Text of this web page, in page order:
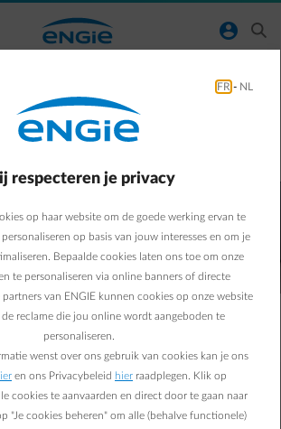
normal-account-circle search
sociaal tarief op 1 juli
er nu?
FR - NL
respecteren je privacy
op haar website om de goede werking ervan te
op basis van jouw interesses en om je
Bepaalde cookies laten ons toe om onze
te personaliseren via online banners of directe
van ENGIE kunnen cookies op onze website
reclame die jou online wordt aangeboden te
personaliseren.
wenst over ons gebruik van cookies kan je ons
en ons Privacybeleid hier raadplegen. Klik op
cookies te aanvaarden en direct door te gaan naar
"Je cookies beheren" om alle (behalve functionele)